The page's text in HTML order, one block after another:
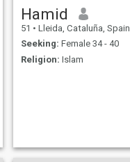
Hamid
51 • Lleida, Cataluña, Spain
Seeking: Female 34 - 40
Religion: Islam